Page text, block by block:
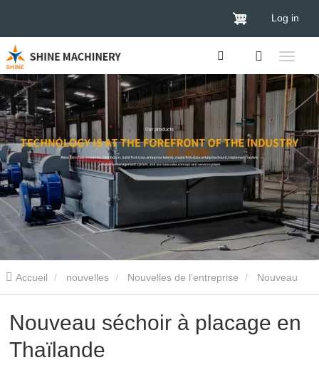
Log in
Accueil nouvelles Nouvelles de l’entreprise
séchoir à placage en Thaïlande
Nouveau séchoir à placage en
Thaïlande